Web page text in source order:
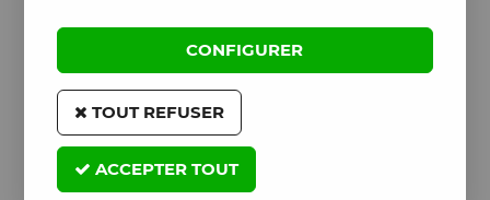
CONFIGURER
TOUT REFUSER
ACCEPTER TOUT